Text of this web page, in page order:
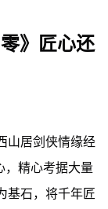
》匠心还
山居剑侠情缘经
，精心考据大量
基石，将千年匠